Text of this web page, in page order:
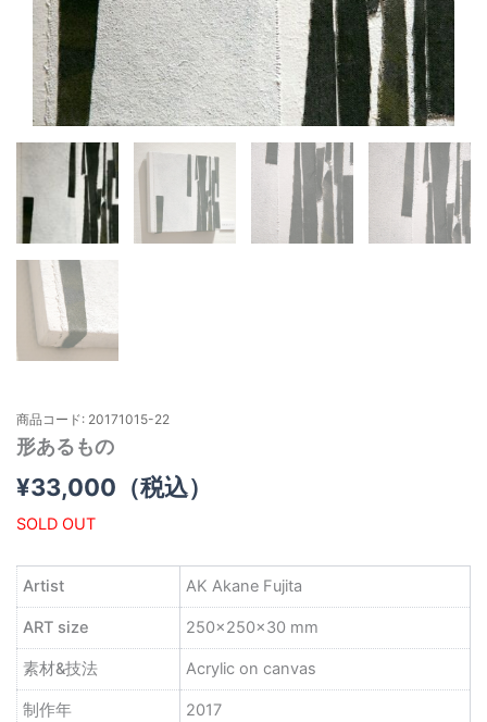
商品コード: 20171015-22
形あるもの
¥33,000 （税込）
SOLD OUT
Artist AK Akane Fujita
ART size 250×250×30 mm
素材&技法 Acrylic on canvas
制作年 2017